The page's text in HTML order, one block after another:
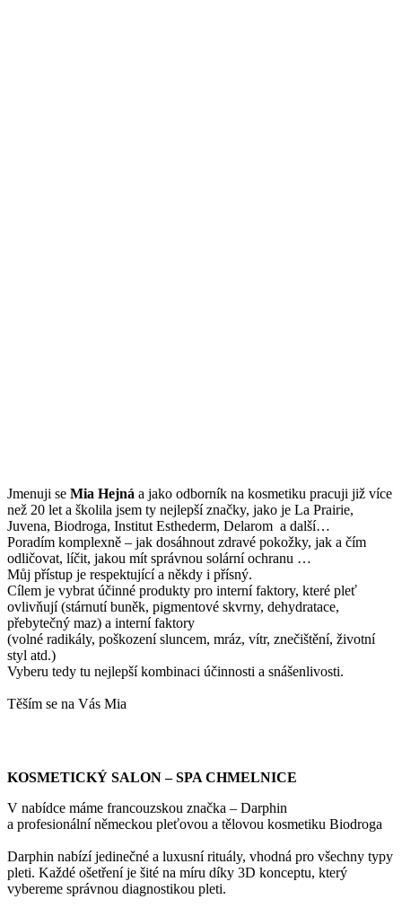
Jmenuji se Mia Hejná a jako odborník na kosmetiku pracuji již více
než 20 let a školila jsem ty nejlepší značky, jako je La Prairie,
Juvena, Biodroga, Institut Esthederm, Delarom a další…
Poradím komplexně – jak dosáhnout zdravé pokožky, jak a čím
odličovat, líčit, jakou mít správnou solární ochranu …
Můj přístup je respektující a někdy i přísný.
Cílem je vybrat účinné produkty pro interní faktory, které pleť
ovlivňují (stárnutí buněk, pigmentové skvrny, dehydratace,
přebytečný maz) a interní faktory
(volné radikály, poškození sluncem, mráz, vítr, znečištění, životní
styl atd.)
Vyberu tedy tu nejlepší kombinaci účinnosti a snášenlivosti.
Těším se na Vás Mia
KOSMETICKÝ SALON – SPA CHMELNICE
V nabídce máme francouzskou značka – Darphin
a profesionální německou pleťovou a tělovou kosmetiku Biodroga
Darphin nabízí jedinečné a luxusní rituály, vhodná pro všechny typy
pleti. Každé ošetření je šité na míru díky 3D konceptu, který
vybereme správnou diagnostikou pleti.